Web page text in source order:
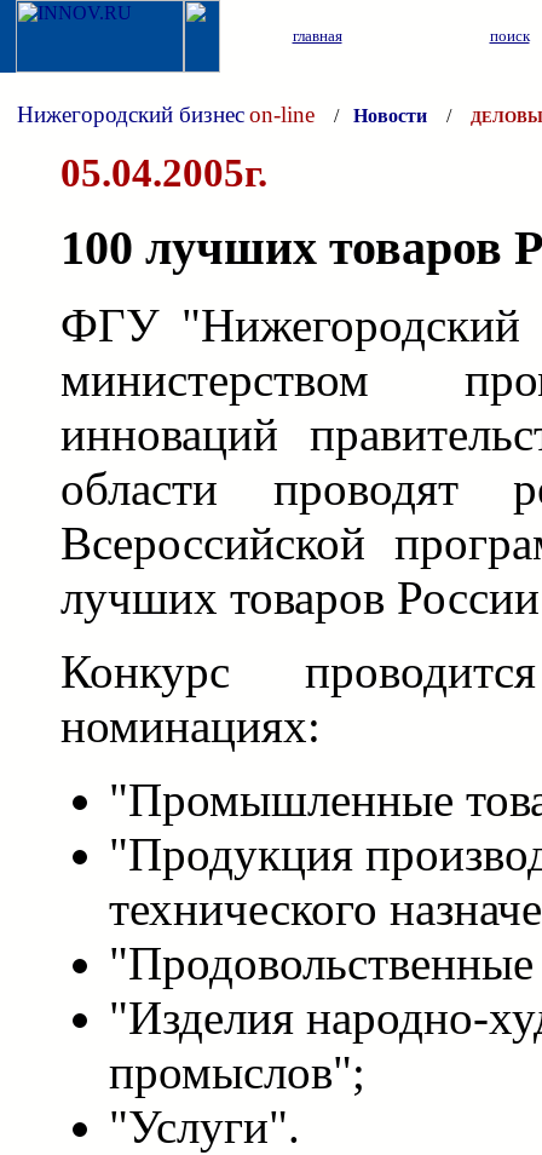
главная поиск
Нижегородский бизнесon-line / Новости /
05.04.2005г.
100 лучших товаров
ФГУ
министерством
инноваций
области проводят
Всероссийской
лучших товаров
Конкурс
номинациях:
"Промышленные
"Продукция
технического
"Изделия народно-
промыслов";
"Услуги".